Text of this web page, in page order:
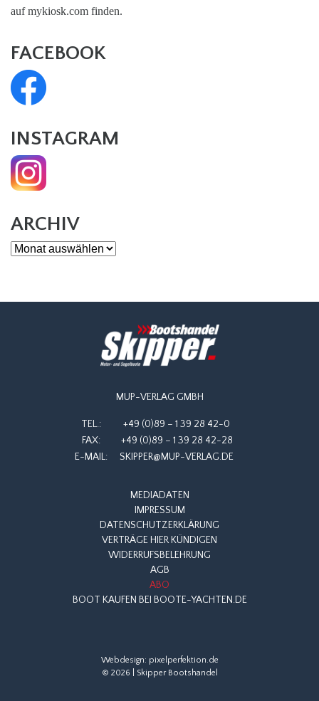
auf mykiosk.com finden.
FACEBOOK
INSTAGRAM
ARCHIV
Archiv
MUP-VERLAG GMBH
TEL.:
+49 (0)89 – 1 39 28 42-0
FAX:
+49 (0)89 – 1 39 28 42-28
E-MAIL:
SKIPPER@MUP-VERLAG.DE
MEDIADATEN
IMPRESSUM
DATENSCHUTZERKLÄRUNG
VERTRÄGE HIER KÜNDIGEN
WIDERRUFSBELEHRUNG
AGB
ABO
BOOT KAUFEN BEI BOOTE-YACHTEN.DE
Webdesign: pixelperfektion.de
© 2026 | Skipper Bootshandel